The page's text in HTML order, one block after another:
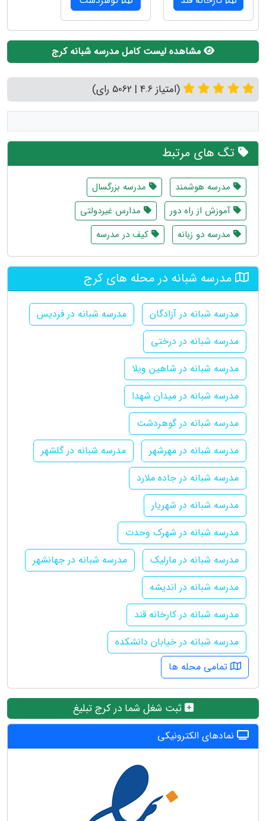
مشاهده لیست کامل مدرسه شبانه کرج
(امتیاز 4.6 | 5062 رای)
تگ های مرتبط
مدرسه هوشمند
مدرسه بزرگسال
آموزش از راه دور
مدارس غیردولتی
مدرسه دو زبانه
کیف در مدرسه
مدرسه شبانه در محله های کرج
مدرسه شبانه در آزادگان
مدرسه شبانه در فردیس
مدرسه شبانه در درختی
مدرسه شبانه در شاهین ویلا
مدرسه شبانه در میدان شهدا
مدرسه شبانه در گوهردشت
مدرسه شبانه در مهرشهر
مدرسه شبانه در گلشهر
مدرسه شبانه در جاده ملارد
مدرسه شبانه در شهریار
مدرسه شبانه در شهرک وحدت
مدرسه شبانه در مارلیک
مدرسه شبانه در جهانشهر
مدرسه شبانه در اندیشه
مدرسه شبانه در کارخانه قند
مدرسه شبانه در خیابان دانشکده
تمامی محله ها
ثبت شغل شما در کرج تبلیغ
نمادهای الکترونیکی